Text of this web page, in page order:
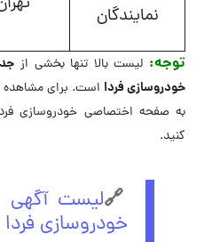
نمایندگان
توجه: لیست بالا تنها بخشی از
خودروسازی فردا است. برای
به صفحه اختصاصی خودروسازی
کنید.
🔗لیست آگهی
خودروسازی فردا